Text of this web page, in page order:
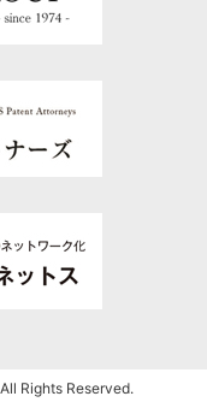
Rights Reserved.